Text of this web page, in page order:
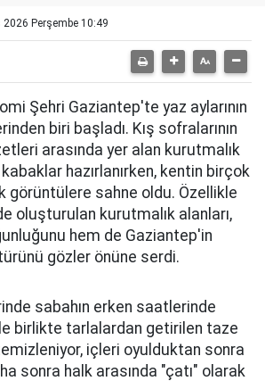
Perşembe 10:49
Şehri Gaziantep'te yaz aylarının
biri başladı. Kış sofralarının
arasında yer alan kurutmalık
hazırlanırken, kentin birçok
görüntülere sahne oldu. Özellikle
oluşturulan kurutmalık alanları,
hem de Gaziantep'in
gözler önüne serdi.
sabahın erken saatlerinde
birlikte tarlalardan getirilen taze
içleri oyulduktan sonra
sonra halk arasında "çatı" olarak